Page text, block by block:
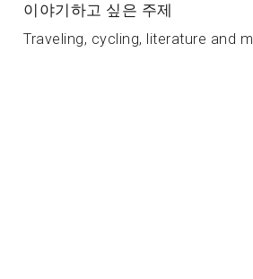
이야기하고 싶은 주제
Traveling, cycling, literature and